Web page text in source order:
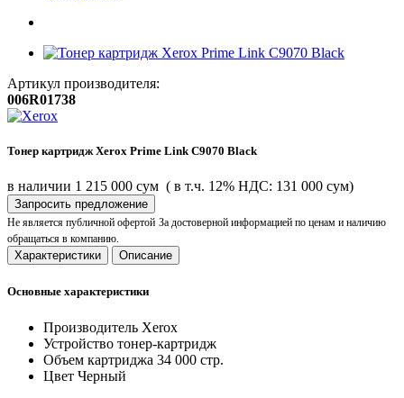
Артикул производителя:
006R01738
Тонер картридж Xerox Prime Link C9070 Black
в наличии 1 215 000 сум ( в т.ч. 12% НДС: 131 000 сум)
Запросить предложение
Не является публичной офертой За достоверной информацией по ценам и наличию
обращаться в компанию.
Характеристики Описание
Основные характеристики
Производитель Xerox
Устройство тонер-картридж
Объем картриджа 34 000 стр.
Цвет Черный